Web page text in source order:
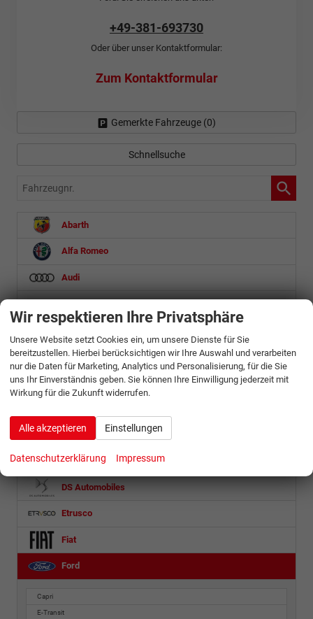
+49-381-693730
Oder über unser Kontaktformular:
Zum Kontaktformular
Gemerkte Fahrzeuge (0)
Schnellsuche
Fahrzeugnr.
Abarth
Alfa Romeo
Audi
Baic
BMW
BYD
Cupra
Dacia
DS Automobiles
Etrusco
Fiat
Ford
Capri
E-Transit
Wir respektieren Ihre Privatsphäre
Unsere Website setzt Cookies ein, um unsere Dienste für Sie
bereitzustellen. Hierbei berücksichtigen wir Ihre Auswahl und verarbeiten
nur die Daten für Marketing, Analytics und Personalisierung, für die Sie
uns Ihr Einverständnis geben. Sie können Ihre Einwilligung jederzeit mit
Wirkung für die Zukunft widerrufen.
Alle akzeptieren Einstellungen
Datenschutzerklärung Impressum